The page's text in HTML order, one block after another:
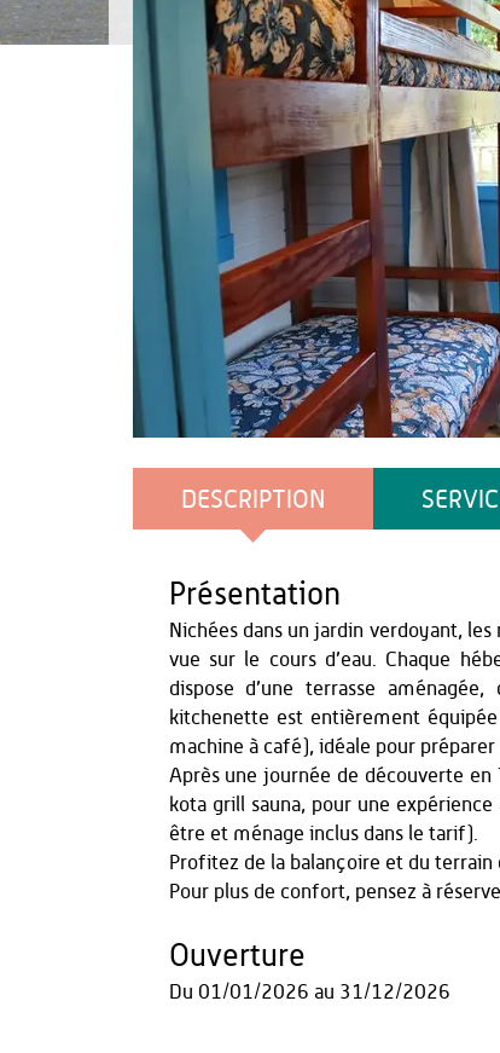
DESCRIPTION
Présentation
Nichées dans un jardin verdoyant,
vue sur le cours d’eau. Chaque
dispose d’une terrasse
kitchenette est entièrement
machine à café), idéale pour
Après une journée de découverte
kota grill sauna, pour une
être et ménage inclus dans le tarif).
Profitez de la balançoire et du terrain
Pour plus de confort, pensez à
Ouverture
Du 01/01/2026 au 31/12/2026